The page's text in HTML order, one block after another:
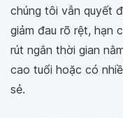
chúng tôi vẫn quyết
giảm đau rõ rệt, hạn
rút ngắn thời gian
cao tuổi hoặc có
sẻ.